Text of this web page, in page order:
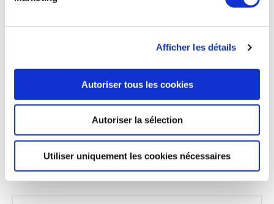
Afficher les détails
Autoriser tous les cookies
Autoriser la sélection
Utiliser uniquement les cookies nécessaires
de faire du site de Campsas, un site industriel de référence,
nos clients », explique François Ferré, directeur de la
fabrication de Liebherr à Campsas. Le site, qui emploie
La Dépêche du Midi du 28 janvier 2026
INTERNATIONAL